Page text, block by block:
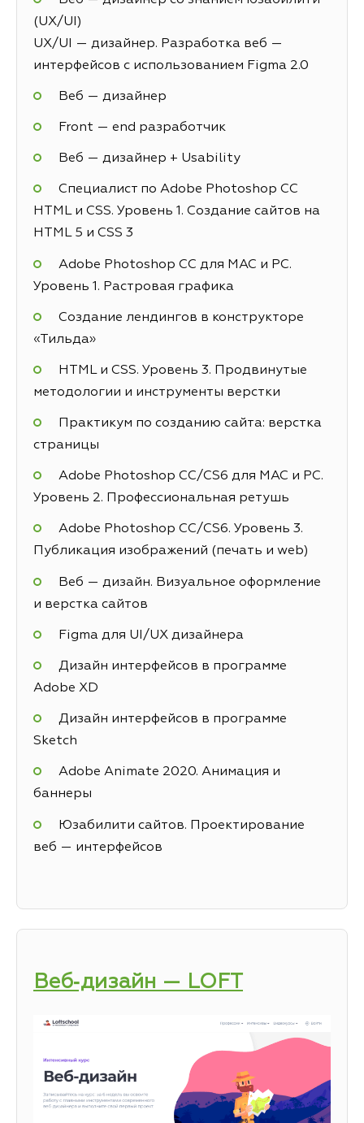
(UX/UI)
UX/UI — дизайнер. Разработка веб —
интерфейсов с использованием Figma 2.0
Веб — дизайнер
Front — end разработчик
Веб — дизайнер + Usability
Специалист по Adobe Photoshop СС
HTML и CSS. Уровень 1. Создание сайтов на
HTML 5 и СSS 3
Adobe Photoshop CC для MAC и PC.
Уровень 1. Растровая графика
Создание лендингов в конструкторе
«Тильда»
HTML и CSS. Уровень 3. Продвинутые
методологии и инструменты верстки
Практикум по созданию сайта: верстка
страницы
Adobe Photoshop СС/CS6 для MAC и PC.
Уровень 2. Профессиональная ретушь
Adobe Photoshop СС/CS6. Уровень 3.
Публикация изображений (печать и web)
Веб — дизайн. Визуальное оформление
и верстка сайтов
Figma для UI/UX дизайнера
Дизайн интерфейсов в программе
Adobe XD
Дизайн интерфейсов в программе
Sketch
Adobe Animate 2020. Анимация и
баннеры
Юзабилити сайтов. Проектирование
веб — интерфейсов
Веб‑дизайн — LOFT